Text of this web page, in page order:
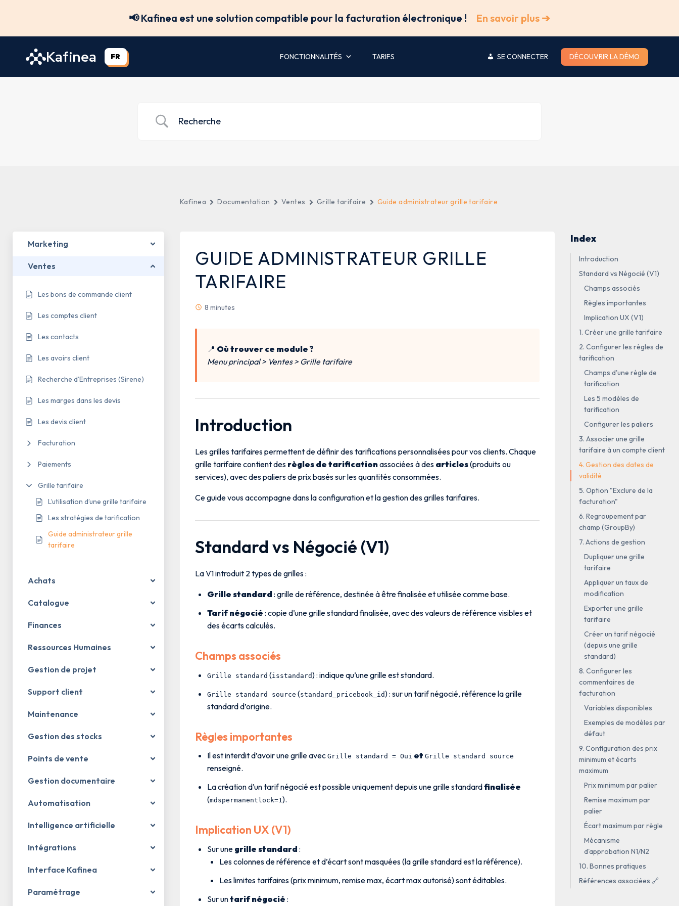
📢 Kafinea est une solution compatible pour la facturation électronique ! En savoir plus ➔
Kafinea FR FONCTIONNALITÉS TARIFS SE CONNECTER DÉCOUVRIR LA DÉMO
Marketing
Ventes
Les bons de commande client
Les comptes client
Les contacts
Les avoirs client
Recherche d’Entreprises (Sirene)
Les marges dans les devis
Les devis client
Facturation
Paiements
Grille tarifaire
L’utilisation d’une grille tarifaire
Les stratégies de tarification
Guide administrateur grille
tarifaire
Achats
Catalogue
Finances
Ressources Humaines
Gestion de projet
Support client
Maintenance
Gestion des stocks
Points de vente
Gestion documentaire
Automatisation
Intelligence artificielle
Intégrations
Interface Kafinea
Paramétrage
Kafinea Documentation Ventes Grille tarifaire Guide administrateur grille tarifaire
GUIDE ADMINISTRATEUR GRILLE
TARIFAIRE
8 minutes
📍 Où trouver ce module ?
Menu principal > Ventes > Grille tarifaire
Introduction
Les grilles tarifaires permettent de définir des tarifications personnalisées pour vos clients. Chaque
grille tarifaire contient des règles de tarificationassociées à des articles(produits ou
services), avec des paliers de prix basés sur les quantités consommées.
Ce guide vous accompagne dans la configuration et la gestion des grilles tarifaires.
Standard vs Négocié (V1)
La V1 introduit 2 types de grilles :
Grille standard : grille de référence, destinée à être finalisée et utilisée comme base.
Tarif négocié : copie d’une grille standard finalisée, avec des valeurs de référence visibles et
des écarts calculés.
Champs associés
Grille standard (isstandard) : indique qu’une grille est standard.
Grille standard source (standard_pricebook_id) : sur un tarif négocié, référence la grille
standard d’origine.
Règles importantes
Il est interdit d’avoir une grille avec Grille standard = Oui et Grille standard source
renseigné.
La création d’un tarif négocié est possible uniquement depuis une grille standardfinalisée
(mdspermanentlock=1).
Implication UX (V1)
Sur une grille standard :
Les colonnes de référence et d’écart sont masquées (la grille standard est la référence).
Les limites tarifaires (prix minimum, remise max, écart max autorisé) sont éditables.
Sur untarif négocié :
Index
Introduction
Standard vs Négocié (V1)
Champs associés
Règles importantes
Implication UX (V1)
1. Créer une grille tarifaire
2. Configurer les règles de
tarification
Champs d'une règle de
tarification
Les 5 modèles de
tarification
Configurer les paliers
3. Associer une grille
tarifaire à un compte client
4. Gestion des dates de
validité
5. Option "Exclure de la
facturation"
6. Regroupement par
champ (GroupBy)
7. Actions de gestion
Dupliquer une grille
tarifaire
Appliquer un taux de
modification
Exporter une grille
tarifaire
Créer un tarif négocié
(depuis une grille
standard)
8. Configurer les
commentaires de
facturation
Variables disponibles
Exemples de modèles par
défaut
9. Configuration des prix
minimum et écarts
maximum
Prix minimum par palier
Remise maximum par
palier
Écart maximum par règle
Mécanisme
d'approbation N1/N2
10. Bonnes pratiques
Références associées 🔗